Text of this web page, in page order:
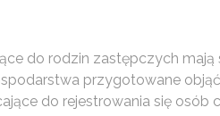
do rodzin zastępczych
przygotowane
do rejestrowania się